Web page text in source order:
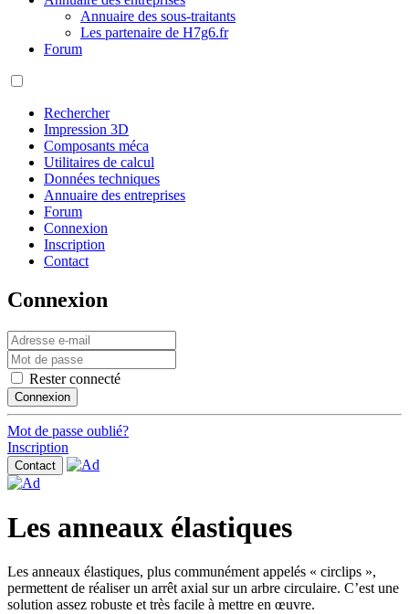
Annuaire des sous-traitants
Les partenaire de H7g6.fr
Forum
Rechercher
Impression 3D
Composants méca
Utilitaires de calcul
Données techniques
Annuaire des entreprises
Forum
Connexion
Inscription
Contact
Connexion
Rester connecté
Connexion
Mot de passe oublié?
Inscription
Contact
Les anneaux élastiques
Les anneaux élastiques, plus communément appelés « circlips »,
permettent de réaliser un arrêt axial sur un arbre circulaire. C’est une
solution assez robuste et très facile à mettre en œuvre.